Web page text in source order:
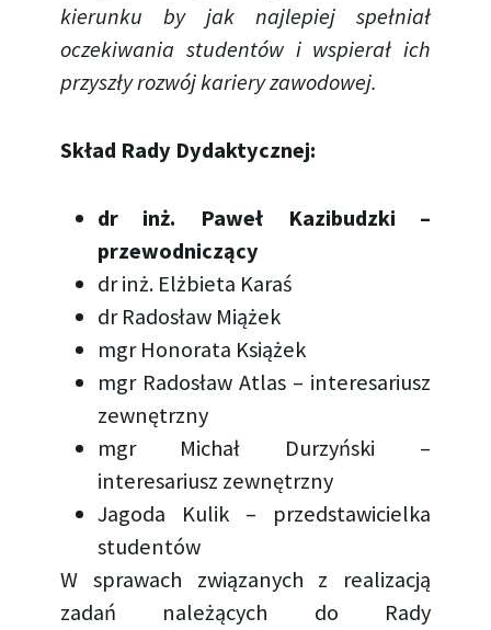
kierunku by jak najlepiej spełniał
oczekiwania studentów i wspierał ich
przyszły rozwój kariery zawodowej.
Skład Rady Dydaktycznej:
dr inż. Paweł Kazibudzki –
przewodniczący
dr inż. Elżbieta Karaś
dr Radosław Miążek
mgr Honorata Książek
mgr Radosław Atlas – interesariusz
zewnętrzny
mgr Michał Durzyński –
interesariusz zewnętrzny
Jagoda Kulik – przedstawicielka
studentów
W sprawach związanych z realizacją
zadań należących do Rady